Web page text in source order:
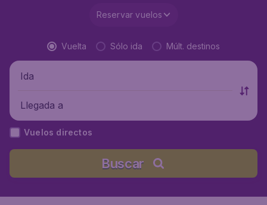
Reservar vuelos
Vuelta Sólo ida Múlt. destinos
Ida
Llegada a
Vuelos directos
Buscar